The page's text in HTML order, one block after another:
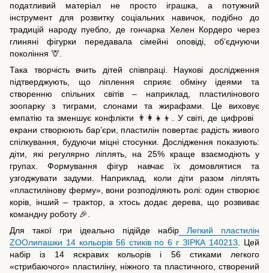
податливий матеріал не просто іграшка, а потужний
інструмент для розвитку соціальних навичок, подібно до
традицій народу пуебло, де гончарка Хелен Кордеро через
глиняні фігурки передавала сімейні оповіді, об’єднуючи
покоління 🦒.
Така творчість вчить дітей співпраці. Наукові дослідження
підтверджують, що ліплення сприяє обміну ідеями та
створенню спільних світів – наприклад, пластилінового
зоопарку з тиграми, слонами та жирафами. Це виховує
емпатію та зменшує конфлікти 👨‍👩‍👧‍👦. У світі, де цифрові
екрани створюють бар’єри, пластилін повертає радість живого
спілкування, будуючи міцні стосунки. Дослідження показують:
діти, які регулярно ліплять, на 25% краще взаємодіють у
групах. Формування фігур навчає їх домовлятися та
узгоджувати задуми. Наприклад, коли діти разом ліплять
«пластилінову ферму», вони розподіляють ролі: один створює
корів, інший – трактор, а хтось додає дерева, що розвиває
командну роботу 🎉.
Для такої гри ідеально підійде набір Легкий пластилін
ZOOлипашки 14 кольорів 56 стиків по 6 г ЗІРКА 140213. Цей
набір із 14 яскравих кольорів і 56 стиками легкого
«стрибаючого» пластиліну, ніжного та пластичного, створений